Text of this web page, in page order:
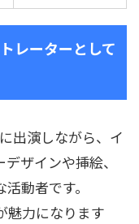
レーターとして
出演しながら、イ
ザインや挿絵、
動者です。
魅力になります